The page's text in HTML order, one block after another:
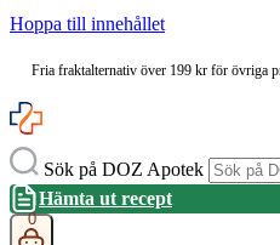
Hoppa till innehållet
Fria fraktalternativ över 199 kr för övriga
Sök på DOZ Apotek
Hämta ut recept
0